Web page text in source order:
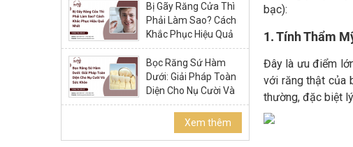
Bị Gãy Răng Cửa Thì
Phải Làm Sao? Cách
Khắc Phục Hiệu Quả
Nhất
Bọc Răng Sứ Hàm
Dưới: Giải Pháp Toàn
Diện Cho Nụ Cười Và
Sức Khỏe
Xem thêm
bạc):
1. Tính Thẩm
Đây là ưu điểm
với răng thật của
thường, đặc biệt